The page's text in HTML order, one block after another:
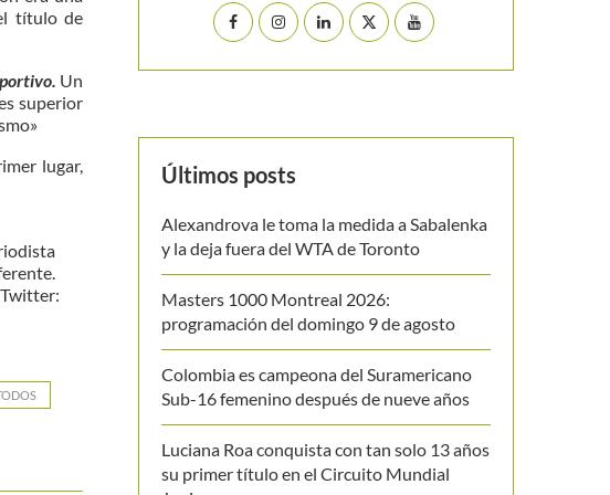
título de
Un
superior
lugar,
Últimos posts
Alexandrova le toma la medida a Sabalenka
y la deja fuera del WTA de Toronto
Masters 1000 Montreal 2026:
programación del domingo 9 de agosto
Colombia es campeona del Suramericano
Sub-16 femenino después de nueve años
Luciana Roa conquista con tan solo 13 años
su primer título en el Circuito Mundial